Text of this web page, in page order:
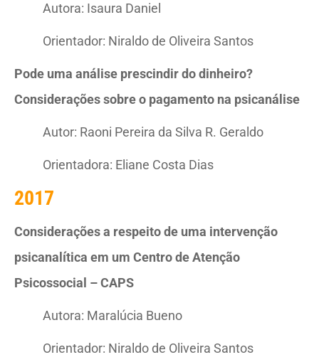
Autora: Isaura Daniel
Orientador: Niraldo de Oliveira Santos
Pode uma análise prescindir do dinheiro?
Considerações sobre o pagamento na psicanálise
Autor: Raoni Pereira da Silva R. Geraldo
Orientadora: Eliane Costa Dias
2017
Considerações a respeito de uma intervenção
psicanalítica em um Centro de Atenção
Psicossocial – CAPS
Autora: Maralúcia Bueno
Orientador: Niraldo de Oliveira Santos